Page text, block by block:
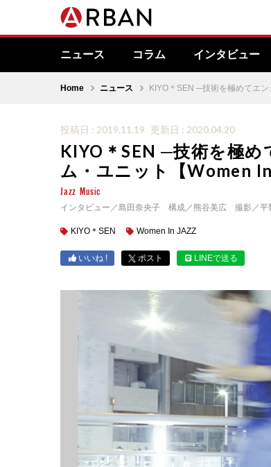
ニュース コラム インタビュー
Home ニュース KIYO＊SEN ─技術を極めてエ
投稿日 : 2019.11.19 更新日 : 2020.04.20
KIYO＊SEN ─技術を極
ム・ユニット【Women
Jazz Music
インタビュー／島田奈央子 構成／熊谷美広 撮影／平
KIYO＊SEN Women In JAZZ
いいね ! ポスト LINEで送る